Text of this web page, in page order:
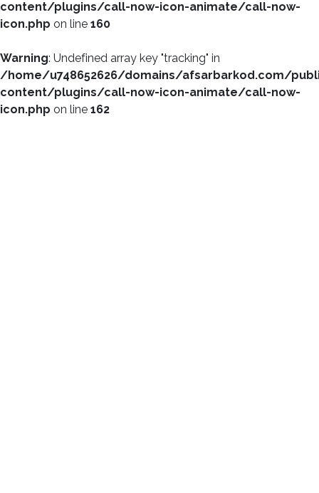
content/plugins/call-now-icon-animate/call-now-
icon.php on line 160
Warning: Undefined array key "tracking" in
/home/u748652626/domains/afsarbarkod.com/
content/plugins/call-now-icon-animate/call-now-
icon.php on line 162